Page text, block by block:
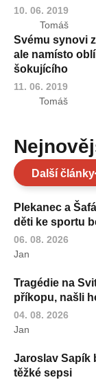
10. 06. 2019
Tomáš
Svému synovi
ale namísto
šokujícího
11. 06. 2019
Tomáš
Další články
Plekanec a
děti ke sportu
06. 08. 2026
Jan
Tragédie na
příkopu, našli
04. 08. 2026
Jan
Jaroslav Sapík
těžké sepsi